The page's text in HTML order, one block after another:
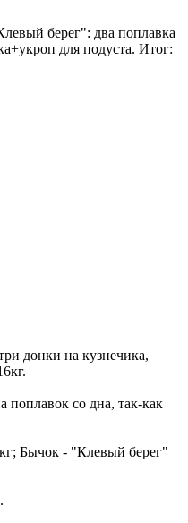
берег": два поплавка
для подуста. Итог:
донки на кузнечика,
поплавок со дна, так-как
Бычок - "Клевый берег"